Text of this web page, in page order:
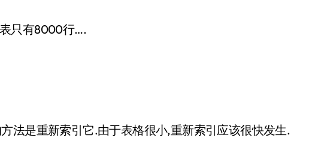
只有8000行….
法是重新索引它.由于表格很小,重新索引应该很快发生.